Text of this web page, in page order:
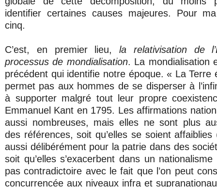
identifier certaines causes majeures. Pour
cinq.
C’est, en premier lieu,la relativisation de
processus de mondialisation. La mondialisation
précédent qui identifie notre époque. « La Terre
permet pas aux hommes de se disperser à
à supporter malgré tout leur propre
Emmanuel Kant en 1795. Les affirmations
aussi nombreuses, mais elles ne sont plus
des références, soit qu’elles se soient
aussi délibérément pour la patrie dans des
soit qu’elles s’exacerbent dans un
pas contradictoire avec le fait que l’on peut
concurrencée aux niveaux infra et